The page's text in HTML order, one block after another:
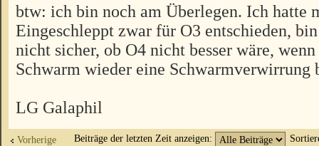
btw: ich bin noch am Überlegen. Ich hatte
Eingeschleppt zwar für O3 entschieden,
nicht sicher, ob O4 nicht besser wäre,
Schwarm wieder eine Schwarmverwirrung
LG Galaphil
Vorherige Beiträge der letzten Zeit anzeigen: